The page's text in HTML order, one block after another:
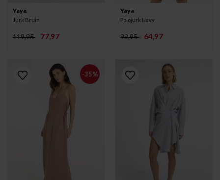
Yaya
Jurk Bruin
119,95 77,97
Yaya
Polojurk Navy
99,95 64,97
-35%